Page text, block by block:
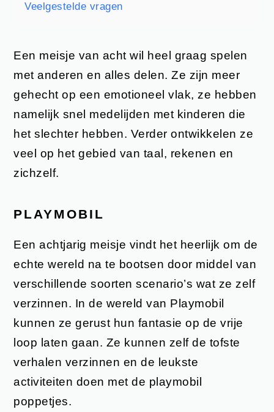
Veelgestelde vragen
Een meisje van acht wil heel graag spelen
met anderen en alles delen. Ze zijn meer
gehecht op een emotioneel vlak, ze hebben
namelijk snel medelijden met kinderen die
het slechter hebben. Verder ontwikkelen ze
veel op het gebied van taal, rekenen en
zichzelf.
PLAYMOBIL
Een achtjarig meisje vindt het heerlijk om de
echte wereld na te bootsen door middel van
verschillende soorten scenario’s wat ze zelf
verzinnen. In de wereld van Playmobil
kunnen ze gerust hun fantasie op de vrije
loop laten gaan. Ze kunnen zelf de tofste
verhalen verzinnen en de leukste
activiteiten doen met de playmobil
poppetjes.